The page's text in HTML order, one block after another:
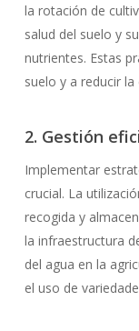
la rotación de
salud del suelo y
nutrientes. Estas
suelo y a reducir la
2. Gestión
Implementar
crucial. La
recogida y
la infraestructura
del agua en la
el uso de